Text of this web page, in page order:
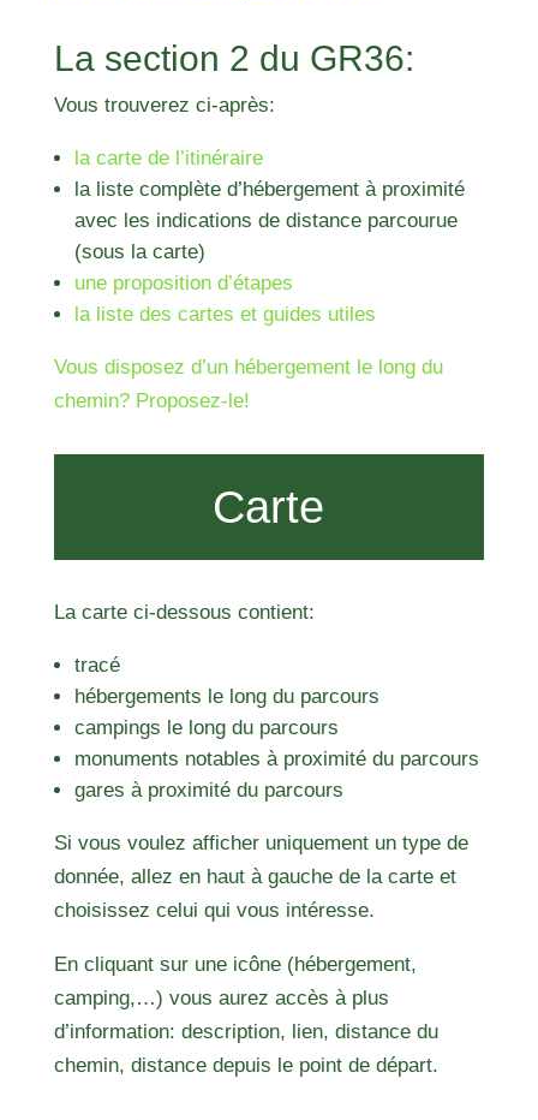
La section 2 du GR36:
Vous trouverez ci-après:
la carte de l’itinéraire
la liste complète d’hébergement à proximité
avec les indications de distance parcourue
(sous la carte)
une proposition d’étapes
la liste des cartes et guides utiles
Vous disposez d’un hébergement le long du
chemin? Proposez-le!
Carte
La carte ci-dessous contient:
tracé
hébergements le long du parcours
campings le long du parcours
monuments notables à proximité du parcours
gares à proximité du parcours
Si vous voulez afficher uniquement un type de
donnée, allez en haut à gauche de la carte et
choisissez celui qui vous intéresse.
En cliquant sur une icône (hébergement,
camping,…) vous aurez accès à plus
d’information: description, lien, distance du
chemin, distance depuis le point de départ.